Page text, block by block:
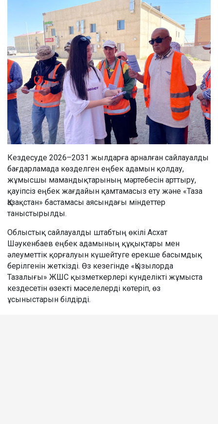
Кездесуде 2026–2031 жылдарға арналған сайлауалды
бағдарламада көзделген еңбек адамын қолдау,
жұмысшы мамандықтарының мәртебесін арттыру,
қауіпсіз еңбек жағдайын қамтамасыз ету және «Таза
Қазақстан» бастамасы аясындағы міндеттер
таныстырылды.
Облыстық сайлауалды штабтың өкілі Асхат
Шәукенбаев еңбек адамының құқықтары мен
әлеуметтік қорғалуын күшейтуге ерекше басымдық
берілгенін жеткізді. Өз кезегінде «Қызылорда
Тазалығы» ЖШС қызметкерлері күнделікті жұмыста
кездесетін өзекті мәселелерді көтеріп, өз
ұсыныстарын білдірді.